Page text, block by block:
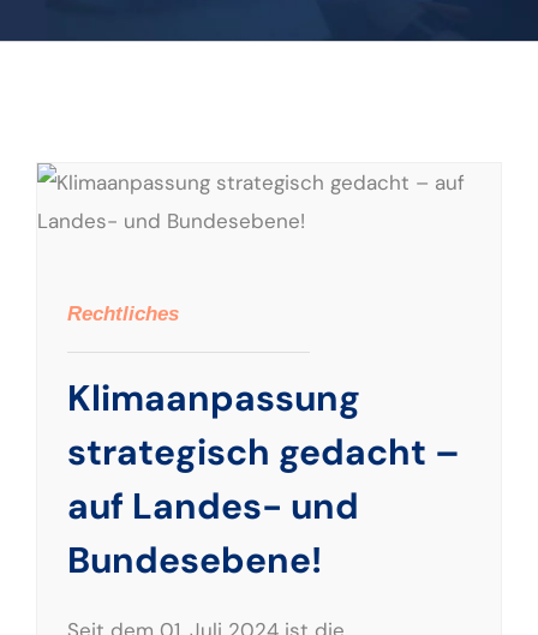
Rechtliches
Klimaanpassung
strategisch gedacht –
auf Landes- und
Bundesebene!